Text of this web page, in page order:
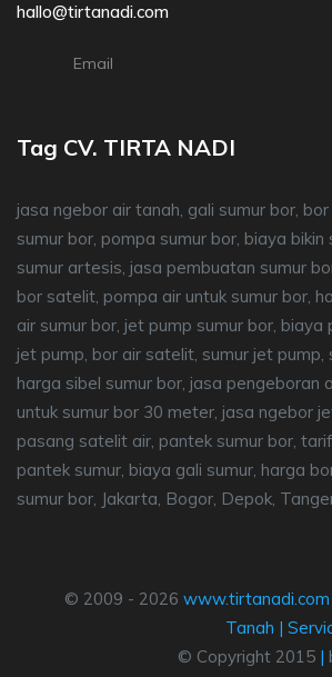
hallo@tirtanadi.com
Email
Tag CV. TIRTA NADI
jasa ngebor air tanah, gali sumur bor,
sumur bor, pompa sumur bor, biaya bikin
sumur artesis, jasa pembuatan sumur
bor satelit, pompa air untuk sumur bor,
air sumur bor, jet pump sumur bor,
jet pump, bor air satelit, sumur jet pump,
harga sibel sumur bor, jasa pengeboran
untuk sumur bor 30 meter, jasa ngebor
pasang satelit air, pantek sumur bor,
pantek sumur, biaya gali sumur, harga
sumur bor, Jakarta, Bogor, Depok,
© 2009 - 2026 www.tirtanadi.com
Tanah |
© Copyright 2015 |